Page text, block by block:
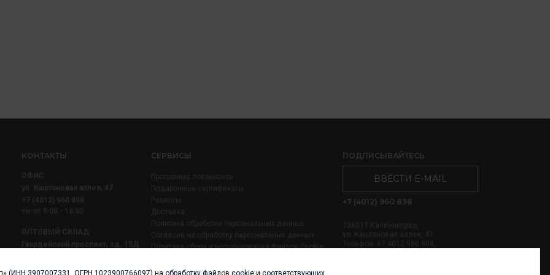
КОНТАКТЫ
ОФИС
ул. Каштановая аллея, 47
+7 (4012) 960 898
ОПТОВЫЙ СКЛАД
Гвардейский проспект, зд. 15Д
СЕРВИСЫ
Программа лояльности
Подарочные сертификаты
Рецепты
Доставка
Политика обработки персональных данных
Согласие на обработку персональных данных
Политика сбора и использования файлов Cookie
ПОДПИСЫВАЙТЕСЬ
ВВЕСТИ E-MAIL
+7 (4012) 960 898
236017 Калининград,
ул. Каштановая аллея, 47
Телефон: +7 4012 960 898,
(ИНН 3907007331, ОГРН 1023900766097) на обработку файлов cookie и соответствующих